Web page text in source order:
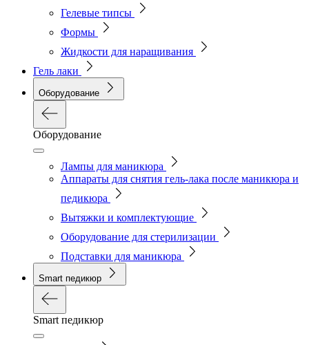
Гелевые типсы
Формы
Жидкости для наращивания
Гель лаки
Оборудование
Оборудование
Лампы для маникюра
Аппараты для снятия гель-лака после маникюра и
педикюра
Вытяжки и комплектующие
Оборудование для стерилизации
Подставки для маникюра
Smart педикюр
Smart педикюр